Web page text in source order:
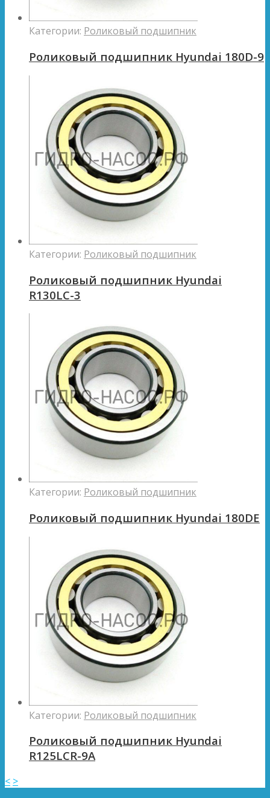
Категории: Роликовый подшипник
Роликовый подшипник Hyundai 180D-9
Категории: Роликовый подшипник
Роликовый подшипник Hyundai
R130LC-3
Категории: Роликовый подшипник
Роликовый подшипник Hyundai 180DE
Категории: Роликовый подшипник
Роликовый подшипник Hyundai
R125LCR-9A
< >